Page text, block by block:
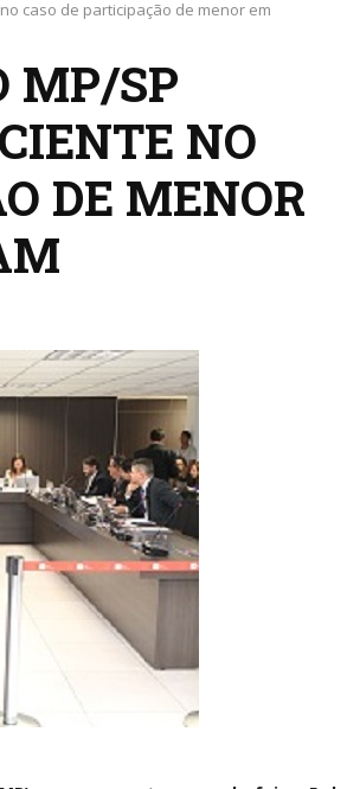
caso de participação de menor em
MP/SP
NO
DE MENOR